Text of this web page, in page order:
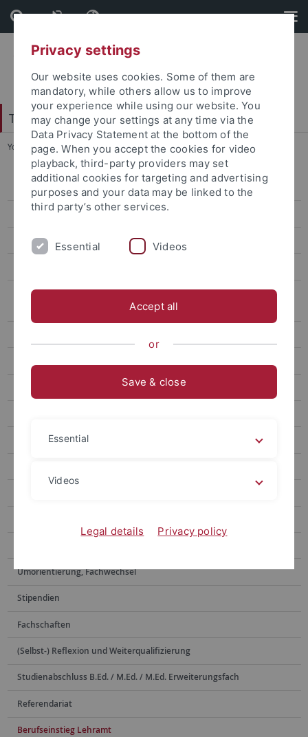
Skip
to
content
Skip
to
footer
Tübingen School of Education (TüSE)
You are here: Startseite ... Berufseinstieg Lehramt
Gymnasiales Lehramt Bachelor / Master
Übergang vom Bachelor in den Master of Education
Erweiterungsfach/Drittfach
Master of Education Quereinstieg Lehramt Gymnasium (Informatik -
Bewerbung und Immatrikulation
Infoveranstaltungen
Umorientierung, Fachwechsel
Stipendien
Fachschaften
(Selbst-) Reflexion und Weiterqualifizierung
Studienabschluss B.Ed. / M.Ed. / M.Ed. Erweiterungsfach
Referendariat
Berufseinstieg Lehramt
Privacy settings
Our website uses cookies. Some of them are
mandatory, while others allow us to improve
your experience while using our website. You
may change your settings at any time via the
Data Privacy Statement at the bottom of the
page. When you accept the cookies for video
playback, third-party providers may set
additional cookies for targeting and advertising
purposes and your data may be linked to the
third party’s other services.
Essential Videos
Accept all
or
Save & close
Essential
Videos
Legal details Privacy policy